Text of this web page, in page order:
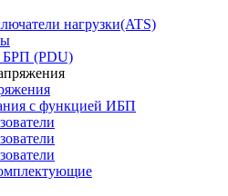
нагрузки(ATS)
БРП (PDU)
c функцией ИБП